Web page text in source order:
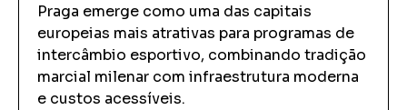
Praga emerge como uma das capitais
europeias mais atrativas para programas de
intercâmbio esportivo, combinando tradição
marcial milenar com infraestrutura moderna
e custos acessíveis.